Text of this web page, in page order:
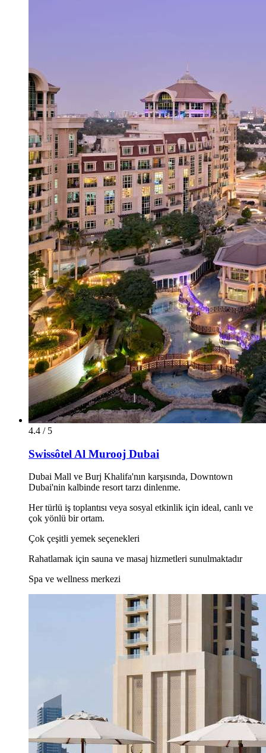
4.4 / 5
Swissôtel Al Murooj Dubai
Dubai Mall ve Burj Khalifa'nın karşısında, Downtown
Dubai'nin kalbinde resort tarzı dinlenme.
Her türlü iş toplantısı veya sosyal etkinlik için ideal, canlı ve
çok yönlü bir ortam.
Çok çeşitli yemek seçenekleri
Rahatlamak için sauna ve masaj hizmetleri sunulmaktadır
Spa ve wellness merkezi